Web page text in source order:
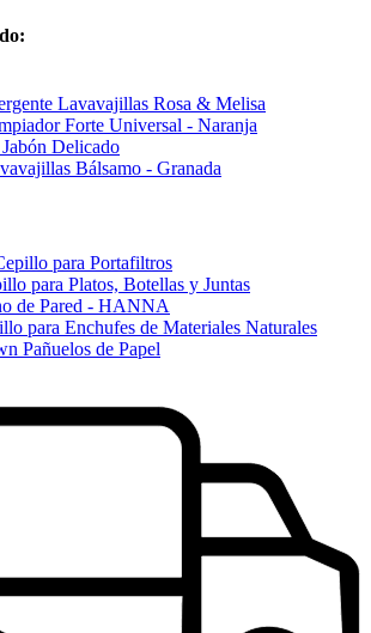
Lavavajillas Rosa & Melisa
Forte Universal - Naranja
Delicado
Bálsamo - Granada
para Portafiltros
para Platos, Botellas y Juntas
de Pared - HANNA
para Enchufes de Materiales Naturales
Pañuelos de Papel